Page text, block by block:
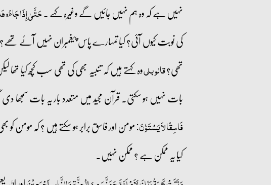
نہیں ہے کہ وہ ہم نہیں جائیں گے وغیرہ کہے ۔حَتَّىٰ إِذَا جَاءُوهَا
کی نوبت کیوں آئی؟ کیا تمہارے پاس پیغمبران نہیں آئے
تھی؟قالو بلیوہ کہتے ہیں کہ تنبیہ بھی کی تھی سب کچھ کیا تھا
بات نہیں ہو سکتی۔ قرآن مجید میں متعدد بار یہ بات سمجھا
فَاسِقًا لاَ یَسْتَوٗنَ:مومن اور فاسق برابر ہو سکتے ہیں ؟ کہ مومن کو
کیا یہ ممکن ہے ؟ ممکن نہیں۔